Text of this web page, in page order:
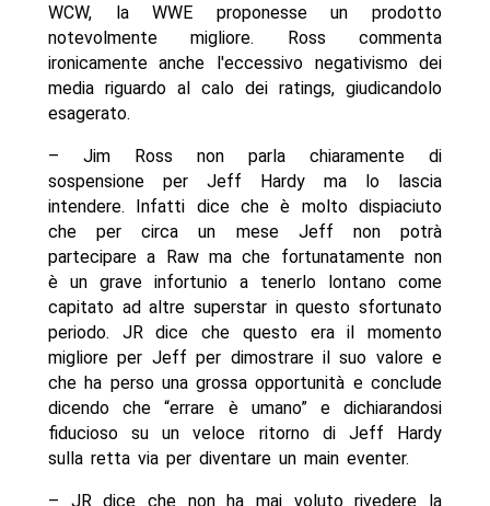
WCW, la WWE proponesse un prodotto
notevolmente migliore. Ross commenta
ironicamente anche l'eccessivo negativismo dei
media riguardo al calo dei ratings, giudicandolo
esagerato.
– Jim Ross non parla chiaramente di
sospensione per Jeff Hardy ma lo lascia
intendere. Infatti dice che è molto dispiaciuto
che per circa un mese Jeff non potrà
partecipare a Raw ma che fortunatamente non
è un grave infortunio a tenerlo lontano come
capitato ad altre superstar in questo sfortunato
periodo. JR dice che questo era il momento
migliore per Jeff per dimostrare il suo valore e
che ha perso una grossa opportunità e conclude
dicendo che “errare è umano” e dichiarandosi
fiducioso su un veloce ritorno di Jeff Hardy
sulla retta via per diventare un main eventer.
– JR dice che non ha mai voluto rivedere la